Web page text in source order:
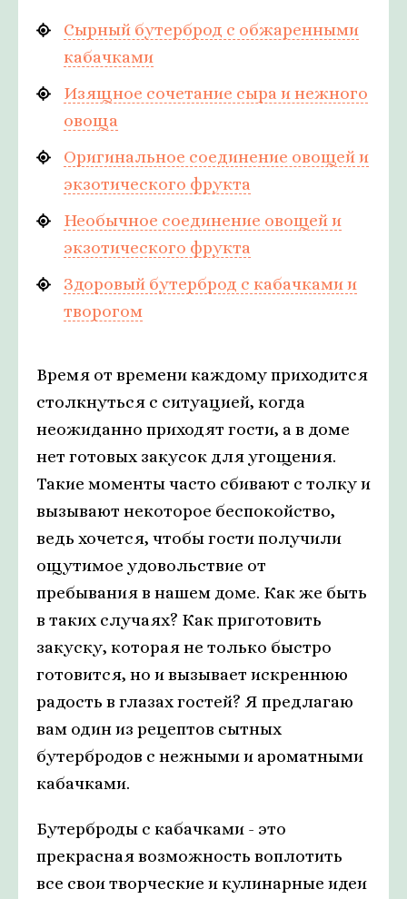
Сырный бутерброд с обжаренными
кабачками
Изящное сочетание сыра и нежного
овоща
Оригинальное соединение овощей и
экзотического фрукта
Необычное соединение овощей и
экзотического фрукта
Здоровый бутерброд с кабачками и
творогом
Время от времени каждому приходится
столкнуться с ситуацией, когда
неожиданно приходят гости, а в доме
нет готовых закусок для угощения.
Такие моменты часто сбивают с толку и
вызывают некоторое беспокойство,
ведь хочется, чтобы гости получили
ощутимое удовольствие от
пребывания в нашем доме. Как же быть
в таких случаях? Как приготовить
закуску, которая не только быстро
готовится, но и вызывает искреннюю
радость в глазах гостей? Я предлагаю
вам один из рецептов сытных
бутербродов с нежными и ароматными
кабачками.
Бутерброды с кабачками - это
прекрасная возможность воплотить
все свои творческие и кулинарные идеи